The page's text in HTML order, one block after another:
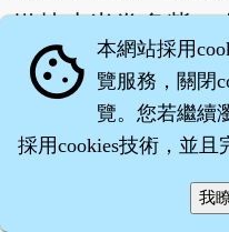
嫩枝皮半卷多紫，
謂之桂枝，又名
心。其厚皮者名
桂已含混不能詳辨
「牡桂，皮薄色黃
cookie 本網站採用
覽服務，關閉
覽。您若繼續
採用cookies技術，並且